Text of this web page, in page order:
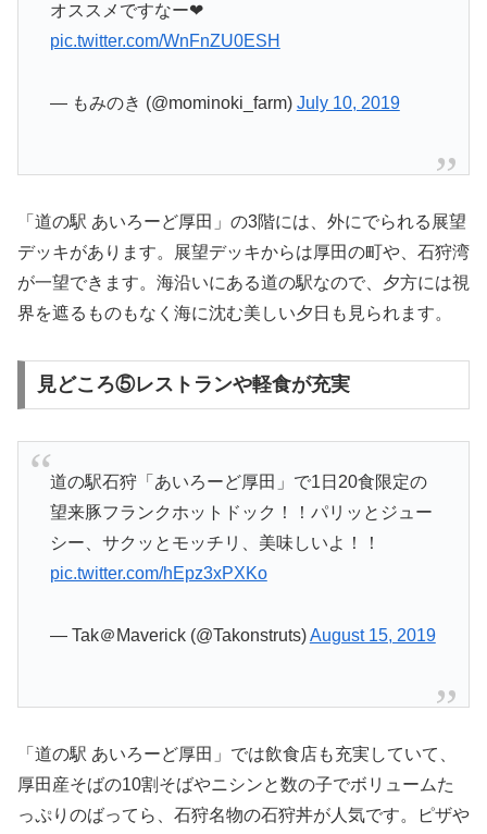
オススメですなー❤
pic.twitter.com/WnFnZU0ESH
— もみのき (@mominoki_farm) July 10, 2019
「道の駅 あいろーど厚田」の3階には、外にでられる展望
デッキがあります。展望デッキからは厚田の町や、石狩湾
が一望できます。海沿いにある道の駅なので、夕方には視
界を遮るものもなく海に沈む美しい夕日も見られます。
見どころ⑤レストランや軽食が充実
道の駅石狩「あいろーど厚田」で1日20食限定の
望来豚フランクホットドック！！パリッとジュー
シー、サクッとモッチリ、美味しいよ！！
pic.twitter.com/hEpz3xPXKo
— Tak＠Maverick (@Takonstruts)August 15, 2019
「道の駅 あいろーど厚田」では飲食店も充実していて、
厚田産そばの10割そばやニシンと数の子でボリュームた
っぷりのばってら、石狩名物の石狩丼が人気です。ピザや